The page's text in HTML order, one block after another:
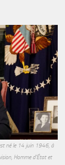
né le 14 juin 1946, à
Homme d'État et